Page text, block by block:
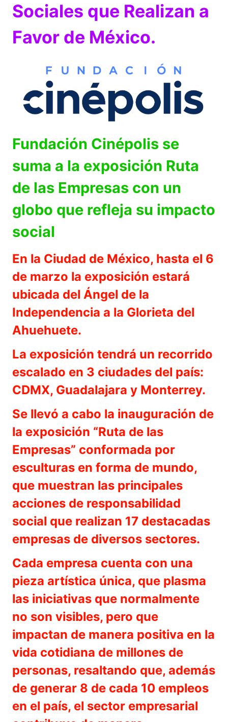
Sociales que Realizan a
Favor de México.
Fundación Cinépolis se
suma a la exposición Ruta
de las Empresas con un
globo que refleja su impacto
social
En la Ciudad de México, hasta el 6
de marzo la exposición estará
ubicada del Ángel de la
Independencia a la Glorieta del
Ahuehuete.
La exposición tendrá un recorrido
escalado en 3 ciudades del país:
CDMX, Guadalajara y Monterrey.
Se llevó a cabo la inauguración de
la exposición “Ruta de las
Empresas” conformada por
esculturas en forma de mundo,
que muestran las principales
acciones de responsabilidad
social que realizan 17 destacadas
empresas de diversos sectores.
Cada empresa cuenta con una
pieza artística única, que plasma
las iniciativas que normalmente
no son visibles, pero que
impactan de manera positiva en la
vida cotidiana de millones de
personas, resaltando que, además
de generar 8 de cada 10 empleos
en el país, el sector empresarial